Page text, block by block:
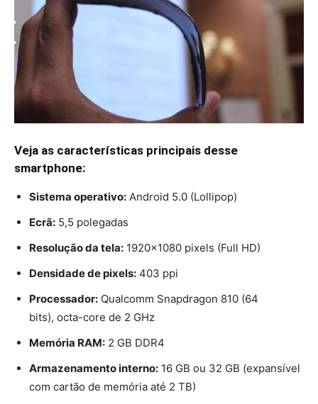
Veja as características principais desse
smartphone:
Sistema operativo: Android 5.0 (Lollipop)
Ecrã: 5,5 polegadas
Resolução da tela: 1920×1080 pixels (Full HD)
Densidade de pixels: 403 ppi
Processador: Qualcomm Snapdragon 810 (64
bits), octa-core de 2 GHz
Memória RAM: 2 GB DDR4
Armazenamento interno: 16 GB ou 32 GB (expansível
com cartão de memória até 2 TB)